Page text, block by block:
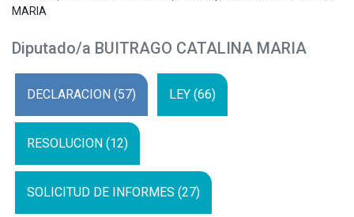
MARIA
Diputado/a BUITRAGO CATALINA MARIA
DECLARACION (57) LEY (66)
RESOLUCION (12)
SOLICITUD DE INFORMES (27)